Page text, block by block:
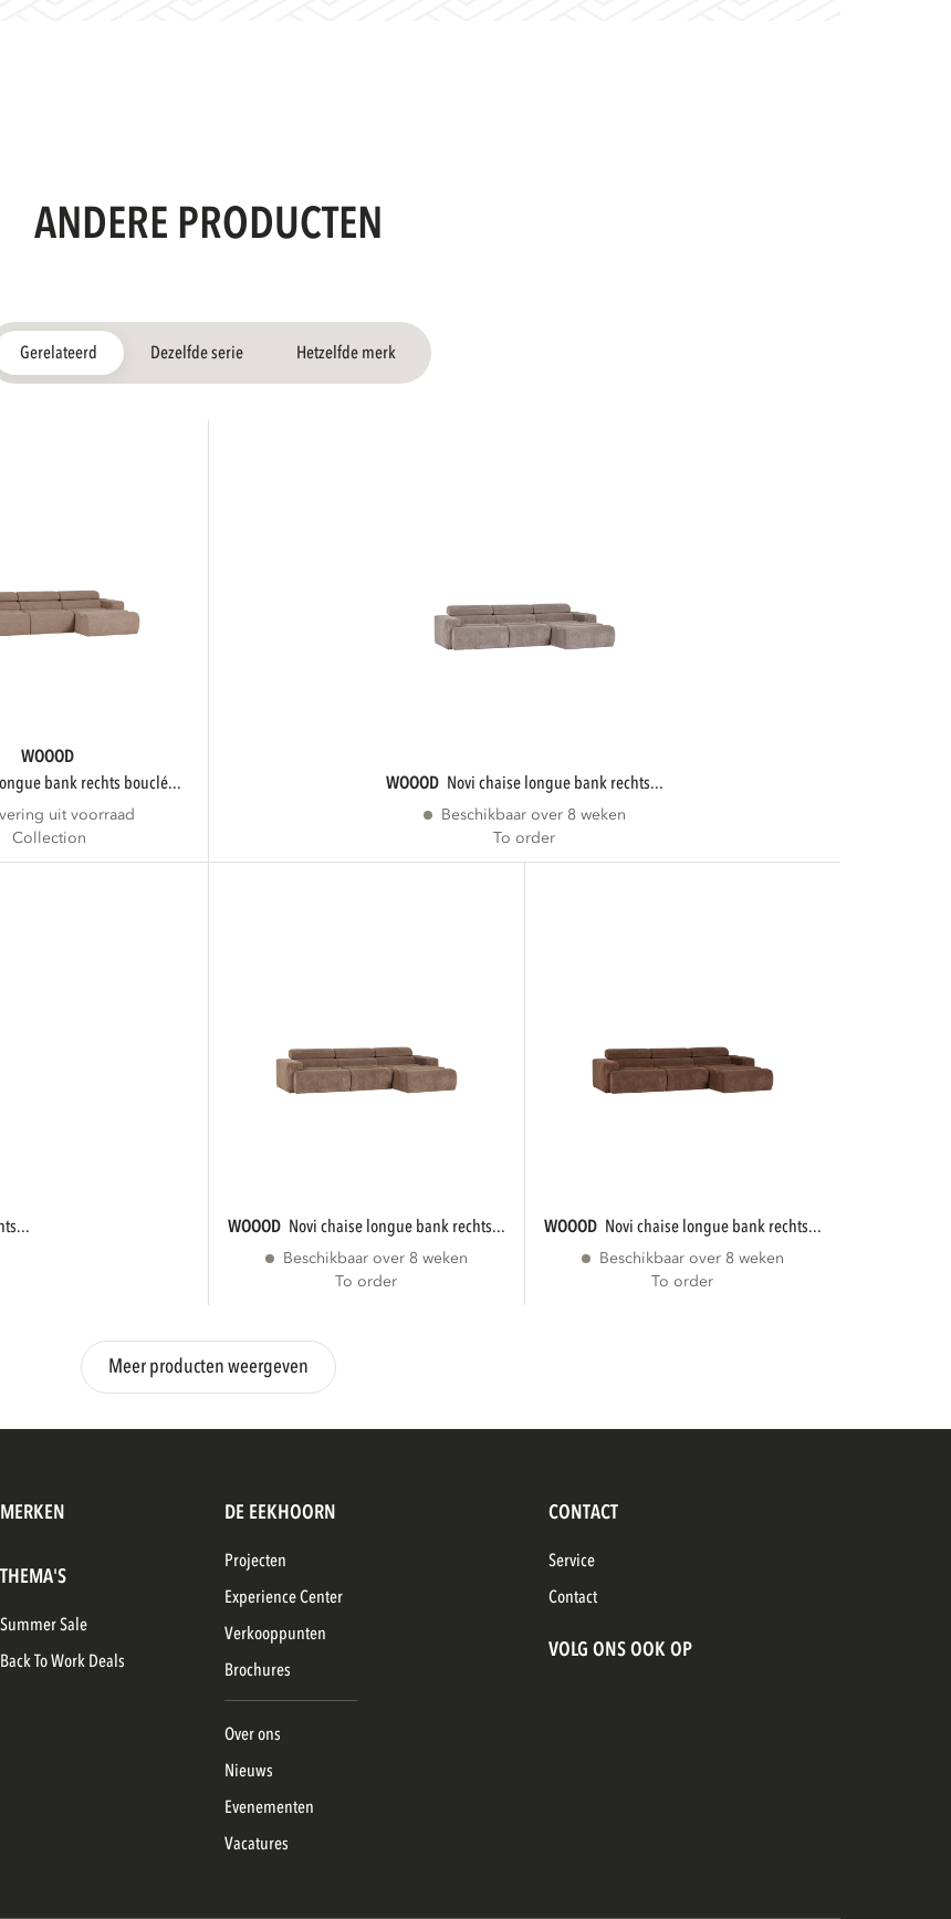
ANDERE PRODUCTEN
Gerelateerd Dezelfde serie Hetzelfde merk
WOOOD
bank rechts bouclé...
uit voorraad
Collection
WOOOD novi chaise longue bank rechts...
Beschikbaar over 8 weken
To order
WOOOD novi chaise longue bank rechts...
Beschikbaar over 8 weken
To order
WOOOD novi chaise longue bank rechts...
Beschikbaar over 8 weken
To order
Meer producten weergeven
MERKEN
THEMA'S
Summer Sale
Back To Work Deals
DE EEKHOORN
Projecten
Experience Center
Verkooppunten
Brochures
Over ons
Nieuws
Evenementen
Vacatures
CONTACT
Service
Contact
VOLG ONS OOK OP